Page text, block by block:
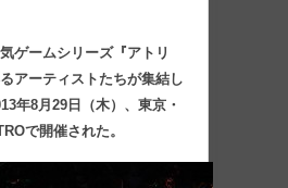
ゲームシリーズ『アトリ
アーティストたちが集結し
年8月29日（木）、東京・
で開催された。